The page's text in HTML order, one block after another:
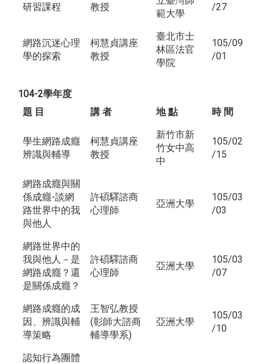
研習課程 教授
範大學
/27
網路沉迷心理
學的探索
柯慧貞講座
教授
臺北市士
林區法官
學院
105/09
/01
104-2學年度
題 目
講 者 地 點 時 間
學生網路成癮
辨識與輔導
柯慧貞講座
教授
新竹市新
竹女中高
中
105/02
/15
網路成癮與關
係成癮-談網
路世界中的我
與他人
許碩驛諮商
心理師
亞洲大學
105/03
/03
網路世界中的
我與他人－是
網路成癮？還
是關係成癮？
許碩驛諮商
心理師
亞洲大學
105/03
/07
網路成癮的成
因、辨識與輔
導策略
王智弘教授
(彰師大諮商
輔導學系)
亞洲大學
105/03
/10
認知行為團體